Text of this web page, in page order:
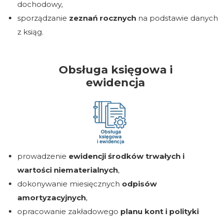
Obsługa księgowa i
ewidencja
prowadzenie ewidencji środków trwałych i
wartości niematerialnych,
dokonywanie miesięcznych odpisów
amortyzacyjnych,
opracowanie zakładowego planu kont i polityki
dochodowy,
sporządzanie zeznań rocznych na podstawie danych
z ksiąg.